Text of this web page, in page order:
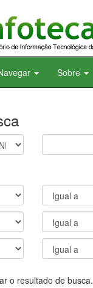
Sobre
o resultado de busca.